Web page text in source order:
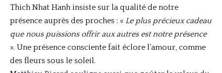
Thich Nhat Hanh insiste sur la qualité de notre
présence auprès des proches : « Le plus précieux cadeau
que nous puissions offrir aux autres est notre présence
». Une présence consciente fait éclore l’amour, comme
des fleurs sous le soleil.